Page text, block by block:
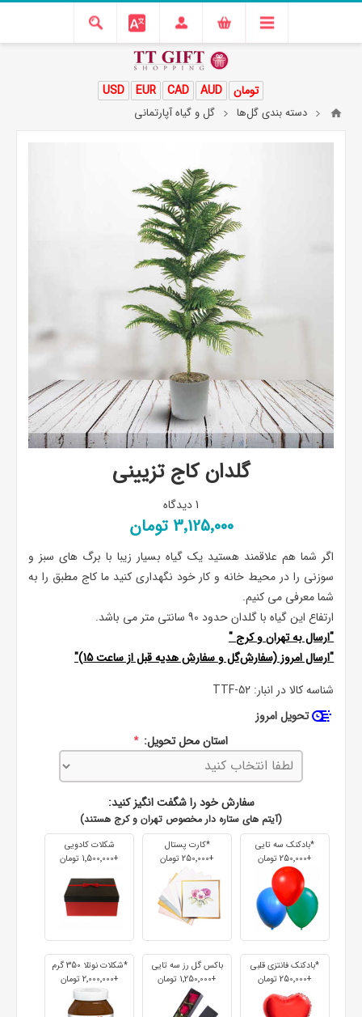
USD EUR CAD AUD تومان
دسته بندی گل‌ها گل و گیاه آپارتمانی
گلدان کاج تزیینی
1 دیدگاه
3٬125٬000 تومان
اگر شما هم علاقمند هستید یک گیاه بسیار زیبا با برگ های سبز و
سوزنی را در محیط خانه و کار خود نگهداری کنید ما کاج مطبق را به
شما معرفی می کنیم.
ارتفاع این گیاه با گلدان حدود 90 سانتی متر می باشد.
"ارسال بهتهرانوکرج"
"ارسال امروز (سفارش‌گل و سفارش هدیه قبل از ساعت 15)"
شناسه کالا در انبار: TTF-52
تحویل امروز
استان محل تحویل: *
سفارش خود را شگفت انگیز کنید:
(آیتم های ستاره دار مخصوص تهران و کرج هستند)
*بادکنک سه تایی
+250٬000 تومان
*کارت پستال
+250٬000 تومان
شکلات کادویی
+1٬500٬000 تومان
*بادکنک فانتزی قلبی
+250٬000 تومان
باکس گل رز سه تایی
+1٬250٬000 تومان
*شکلات نوتلا 350 گرم
+2٬000٬000 تومان